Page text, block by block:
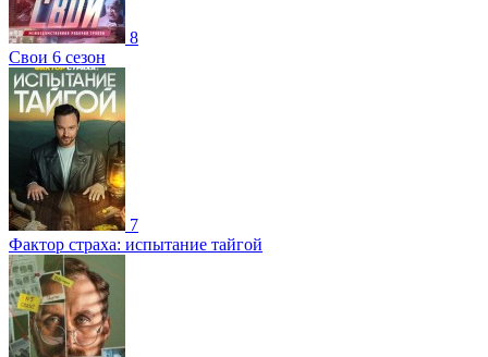
8
Свои 6 сезон
7
Фактор страха: испытание тайгой